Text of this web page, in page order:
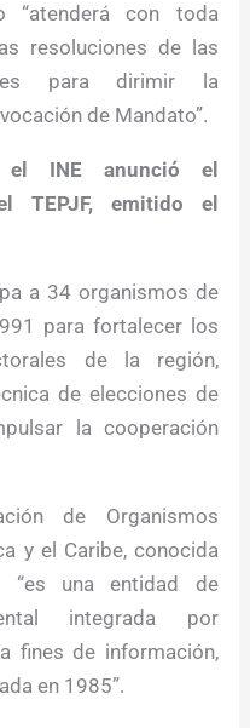
“atenderá con toda
resoluciones de las
para dirimir la
de Mandato”.
el INE anunció el
TEPJF, emitido el
a 34 organismos de
para fortalecer los
de la región,
de elecciones de
la cooperación
de Organismos
y el Caribe, conocida
“es una entidad de
integrada por
fines de información,
en 1985”.